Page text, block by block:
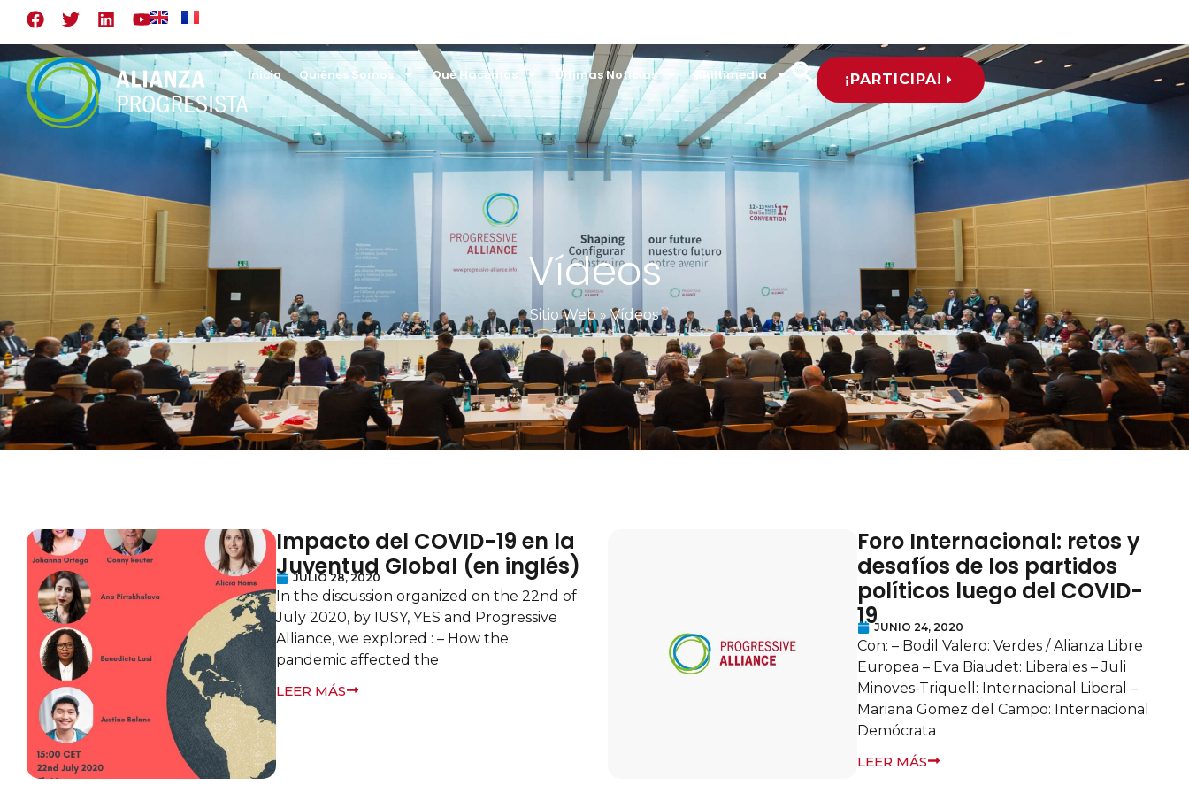
Inicio Quiénes Somos Qué Hacemos Últimas Noticias Multimedia ¡PARTICIPA!
Vídeos
Sitio Web»Vídeos
Impacto del COVID-19 en la
Juventud Global (en inglés)
JULIO 28, 2020
In the discussion organized on the 22nd of
July 2020, by IUSY, YES and Progressive
Alliance, we explored : – How the
pandemic affected the
LEER MÁS
Foro Internacional: retos y
desafíos de los partidos
políticos luego del COVID-
19JUNIO 24, 2020
Con: – Bodil Valero: Verdes / Alianza Libre
Europea – Eva Biaudet: Liberales – Juli
Minoves-Triquell: Internacional Liberal –
Mariana Gomez del Campo: Internacional
Demócrata
LEER MÁS